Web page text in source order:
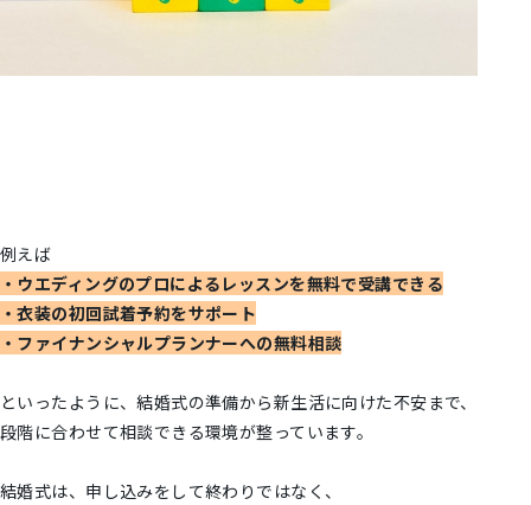
例えば
・ウエディングのプロによるレッスンを無料で受講できる
・衣装の初回試着予約をサポート
・ファイナンシャルプランナーへの無料相談
といったように、結婚式の準備から新生活に向けた不安まで、
段階に合わせて相談できる環境が整っています。
結婚式は、申し込みをして終わりではなく、